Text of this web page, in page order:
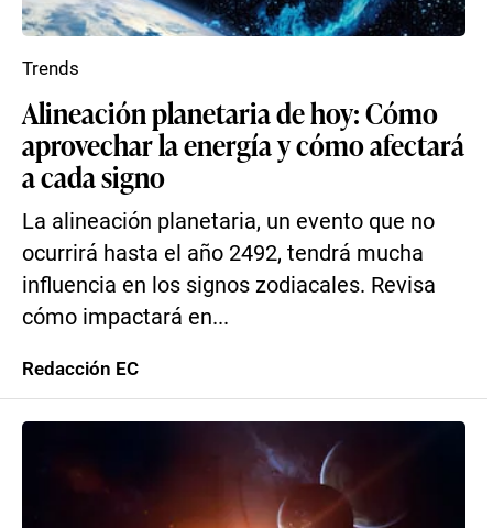
Alineación planetaria de hoy: Cómo
aprovechar la energía y cómo afectará
a cada signo
La alineación planetaria, un evento que no
ocurrirá hasta el año 2492, tendrá mucha
influencia en los signos zodiacales. Revisa
cómo impactará en...
Trends
Redacción EC